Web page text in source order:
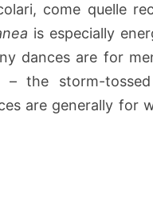
come quelle
is especially
dances are for
– the storm-
are generally for